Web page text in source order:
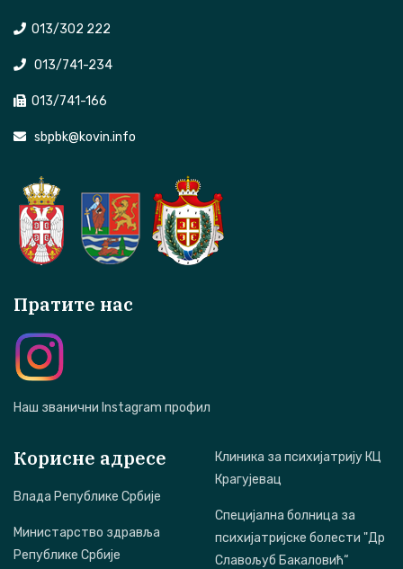
013/302 222
013/741-234
013/741-166
sbpbk@kovin.info
Пратите нас
Наш званични Instagram профил
Корисне адресе
Влада Републике Србије
Министарство здравља
Републике Србије
Клиника за психијатрију КЦ
Крагујевац
Специјална болница за
психијатријске болести "Др
Славољуб Бакаловић“